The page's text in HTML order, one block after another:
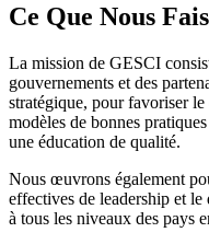
Ce Que Nous
La mission de GESCI
gouvernements et des
stratégique, pour favoriser
modèles de bonnes
une éducation de qualité.
Nous œuvrons également
effectives de leadership et
à tous les niveaux des pays